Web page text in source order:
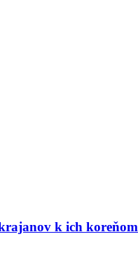
k ich koreňom